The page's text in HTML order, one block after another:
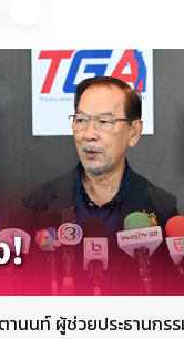
นนท์ ผู้ช่วยประธานกรร